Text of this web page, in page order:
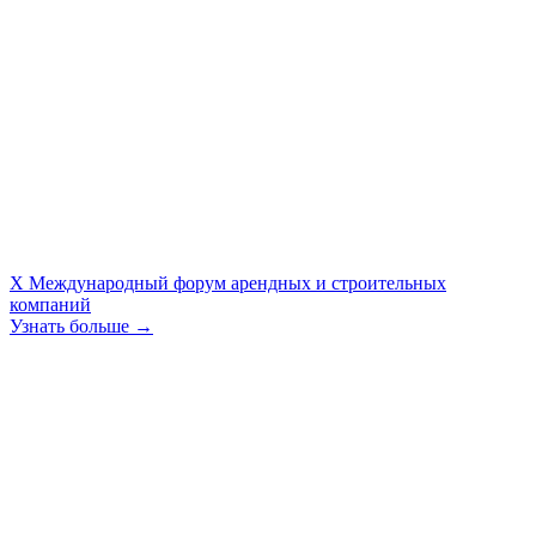
X Международный форум арендных и строительных
компаний
Узнать больше →